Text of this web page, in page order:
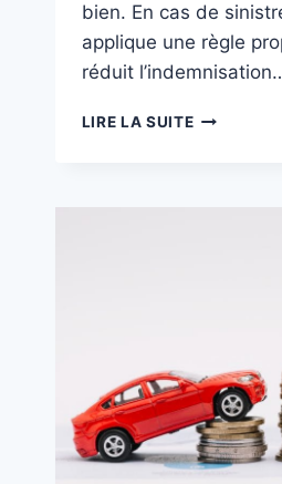
bien. En cas de
applique une règle
réduit
LIRE LA SUITESOUS-
!
🇧🇪